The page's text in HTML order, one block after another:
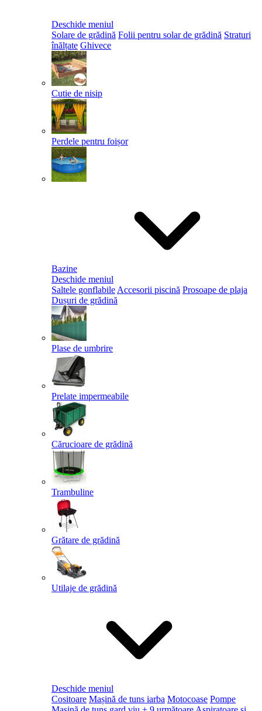
Deschide meniul
Solare de grădină Folii pentru solar de grădină Straturi
înălțate Ghivece
Cutie de nisip
Perdele pentru foișor
Bazine
Deschide meniul
Saltele gonflabile Accesorii piscină Prosoape de plaja
Dușuri de grădină
Plase de umbrire
Prelate impermeabile
Cărucioare de grădină
Trambuline
Grătare de grădină
Utilaje de grădină
Deschide meniul
Cositoare Mașină de tuns iarba Motocoase Pompe